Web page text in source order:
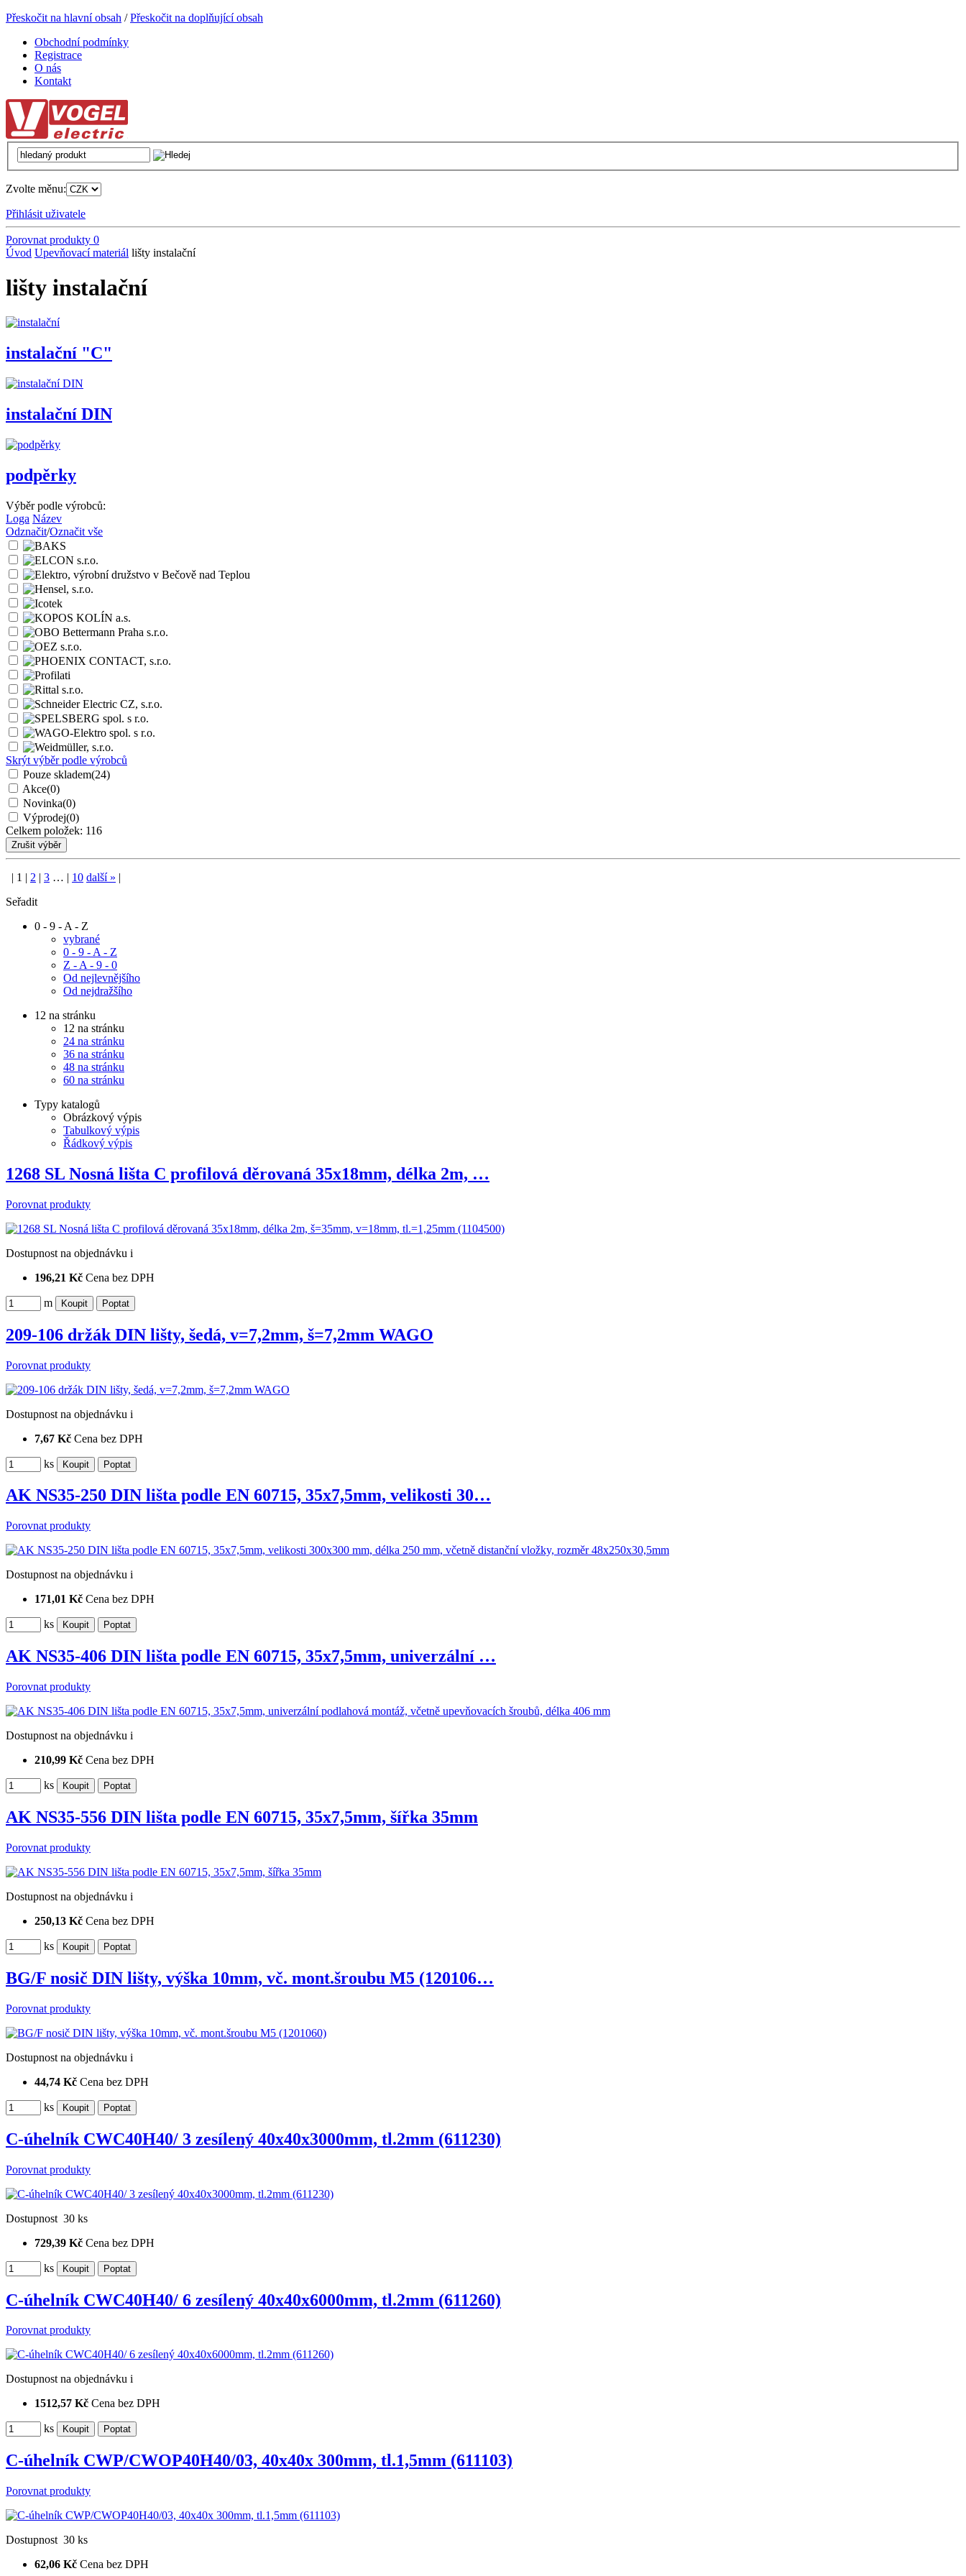
Přeskočit na hlavní obsah /Přeskočit na doplňující obsah
Obchodní podmínky
Registrace
O nás
Kontakt
Zvolte měnu:
Přihlásit uživatele
Porovnat produkty 0
Úvod Upevňovací materiál lišty instalační
lišty instalační
instalační "C"
instalační DIN
podpěrky
Výběr podle výrobců:
Loga Název
Odznačit/Označit vše
Skrýt výběr podle výrobců
Pouze skladem(24)
Akce(0)
Novinka(0)
Výprodej(0)
Celkem položek: 116
| 1 | 2 | 3 … | 10 další» |
Seřadit
0 - 9 - A - Z
vybrané
0 - 9 - A - Z
Z - A - 9 - 0
Od nejlevnějšího
Od nejdražšího
12 na stránku
12 na stránku
24 na stránku
36 na stránku
48 na stránku
60 na stránku
Typy katalogů
Obrázkový výpis
Tabulkový výpis
Řádkový výpis
1268 SL Nosná lišta C profilová děrovaná 35x18mm, délka 2m, …
Porovnat produkty
Dostupnost na objednávku i
196,21 Kč Cena bez DPH
m
209-106 držák DIN lišty, šedá, v=7,2mm, š=7,2mm WAGO
Porovnat produkty
Dostupnost na objednávku i
7,67 Kč Cena bez DPH
ks
AK NS35-250 DIN lišta podle EN 60715, 35x7,5mm, velikosti 30…
Porovnat produkty
Dostupnost na objednávku i
171,01 Kč Cena bez DPH
ks
AK NS35-406 DIN lišta podle EN 60715, 35x7,5mm, univerzální …
Porovnat produkty
Dostupnost na objednávku i
210,99 Kč Cena bez DPH
ks
AK NS35-556 DIN lišta podle EN 60715, 35x7,5mm, šířka 35mm
Porovnat produkty
Dostupnost na objednávku i
250,13 Kč Cena bez DPH
ks
BG/F nosič DIN lišty, výška 10mm, vč. mont.šroubu M5 (120106…
Porovnat produkty
Dostupnost na objednávku i
44,74 Kč Cena bez DPH
ks
C-úhelník CWC40H40/ 3 zesílený 40x40x3000mm, tl.2mm (611230)
Porovnat produkty
Dostupnost 30 ks
729,39 Kč Cena bez DPH
ks
C-úhelník CWC40H40/ 6 zesílený 40x40x6000mm, tl.2mm (611260)
Porovnat produkty
Dostupnost na objednávku i
1512,57 Kč Cena bez DPH
ks
C-úhelník CWP/CWOP40H40/03, 40x40x 300mm, tl.1,5mm (611103)
Porovnat produkty
Dostupnost 30 ks
62,06 Kč Cena bez DPH